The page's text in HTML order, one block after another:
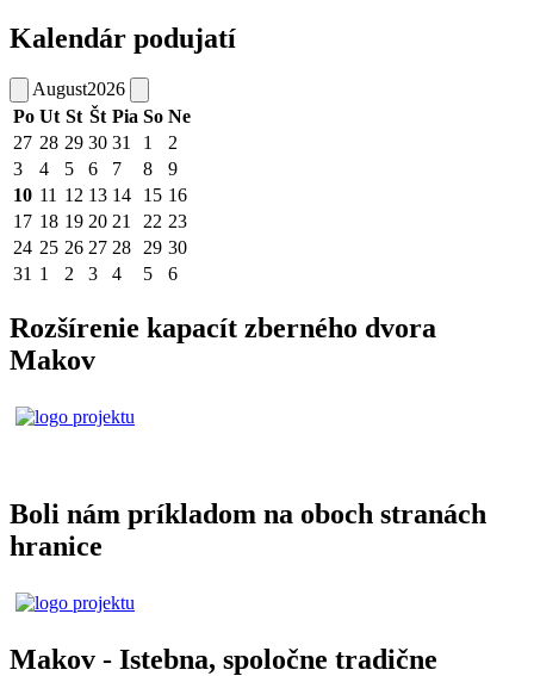
Kalendár podujatí
August2026
Po Ut St Št Pia So Ne
27 28 29 30 31 1
2
3
4 5 6 7 8
9
10 11 12 13 14 15 16
17 18 19 20 21 22 23
24 25 26 27 28 29 30
31 1 2 3 4 5 6
Rozšírenie kapacít zberného dvora
Makov
Boli nám príkladom na oboch stranách
hranice
Makov - Istebna, spoločne tradične